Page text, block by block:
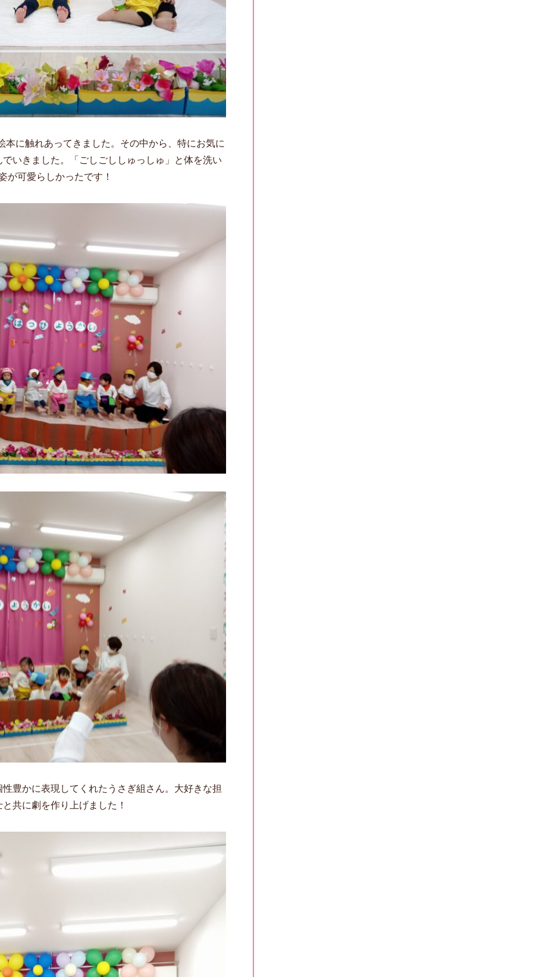
本に触れあってきました。その中から、特にお気に
いきました。「ごしごししゅっしゅ」と体を洗い
が可愛らしかったです！
豊かに表現してくれたうさぎ組さん。大好きな担
共に劇を作り上げました！